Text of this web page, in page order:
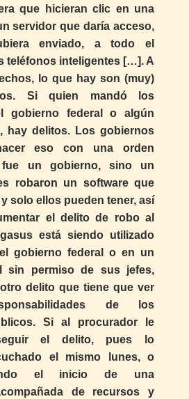
que hicieran clic en una
servidor que daría acceso,
enviado, a todo el
teléfonos inteligentes […]. A
lo que hay son (muy)
Si quien mandó los
gobierno federal o algún
hay delitos. Los gobiernos
eso con una orden
un gobierno, sino un
robaron un software que
solo ellos pueden tener, así
el delito de robo al
está siendo utilizado
gobierno federal o en un
sin permiso de sus jefes,
delito que tiene que ver
de los
Si al procurador le
el delito, pues lo
el mismo lunes, o
el inicio de una
de recursos y